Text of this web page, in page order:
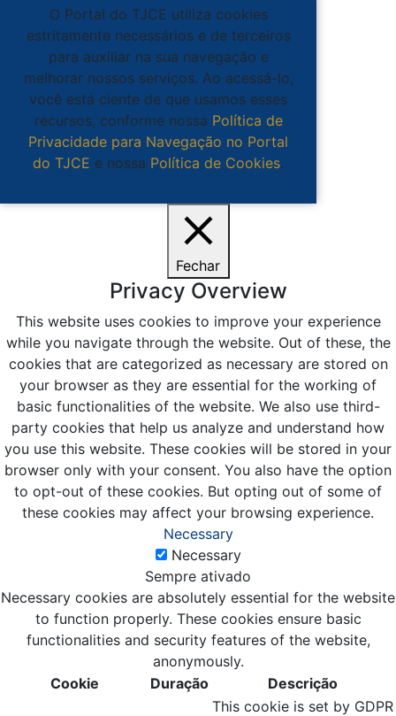
O Portal do TJCE utiliza cookies
estritamente necessários e de terceiros
para auxiliar na sua navegação e
melhorar nossos serviços. Ao acessá-lo,
você está ciente de que usamos esses
recursos, conforme nossa Política de
Privacidade para Navegação no Portal
do TJCE e nossa Política de Cookies.
Fechar
Privacy Overview
This website uses cookies to improve your experience
while you navigate through the website. Out of these, the
cookies that are categorized as necessary are stored on
your browser as they are essential for the working of
basic functionalities of the website. We also use third-
party cookies that help us analyze and understand how
you use this website. These cookies will be stored in your
browser only with your consent. You also have the option
to opt-out of these cookies. But opting out of some of
these cookies may affect your browsing experience.
Necessary
Necessary
Sempre ativado
Necessary cookies are absolutely essential for the website
to function properly. These cookies ensure basic
functionalities and security features of the website,
anonymously.
Cookie
Duração Descrição
This cookie is set by GDPR